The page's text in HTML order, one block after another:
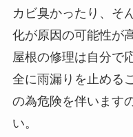
カビ臭かったり、そ
化が原因の可能性が
屋根の修理は自分で
全に雨漏りを止める
の為危険を伴います
い。